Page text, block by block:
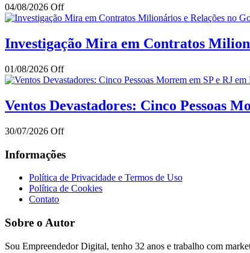
04/08/2026 Off
Investigação Mira em Contratos
01/08/2026 Off
Ventos Devastadores: Cinco Pessoas
30/07/2026 Off
Informações
Política de Privacidade e Termos de Uso
Política de Cookies
Contato
Sobre o Autor
Sou Empreendedor Digital, tenho 32 anos e trabalho com